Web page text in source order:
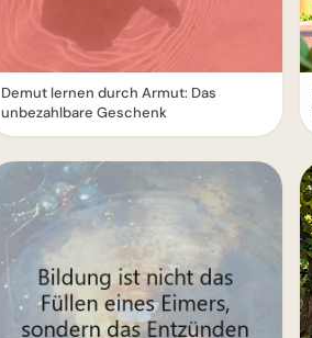
Demut lernen durch Armut: Das
unbezahlbare Geschenk